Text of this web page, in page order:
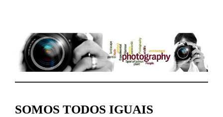
SOMOS TODOS IGUAIS